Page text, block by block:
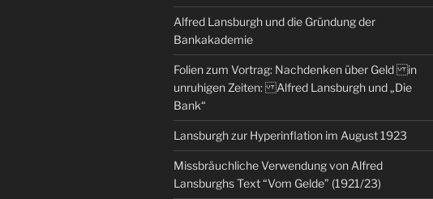
Alfred Lansburgh und die Gründung der
Bankakademie
Folien zum Vortrag: Nachdenken über Geld in
unruhigen Zeiten: Alfred Lansburgh und „Die
Bank“
Lansburgh zur Hyperinflation im August 1923
Missbräuchliche Verwendung von Alfred
Lansburghs Text “Vom Gelde” (1921/23)